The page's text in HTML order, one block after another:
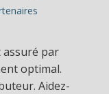
par
optimal.
Aidez-